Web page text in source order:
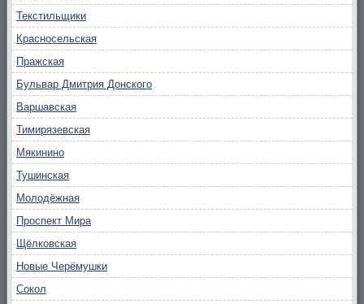
Текстильщики
Красносельская
Пражская
Бульвар Дмитрия Донского
Варшавская
Тимирязевская
Мякинино
Тушинская
Молодёжная
Проспект Мира
Щёлковская
Новые Черёмушки
Сокол